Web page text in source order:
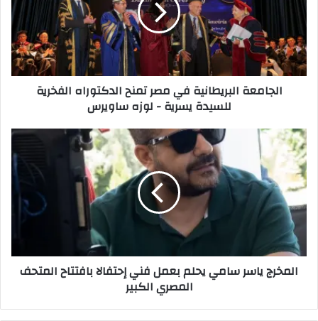
تمنح
الدكتوراه
الفخرية
للسيدة
يسرية
الجامعة البريطانية في مصر تمنح الدكتوراه الفخرية
للسيدة يسرية - لوزه ساويرس
المخرج
ياسر
سامي
يحلم
بعمل
فني
إحتفالا
بافتتاح
المتحف
المصري
المخرج ياسر سامي يحلم بعمل فني إحتفالا بافتتاح المتحف
المصري الكبير